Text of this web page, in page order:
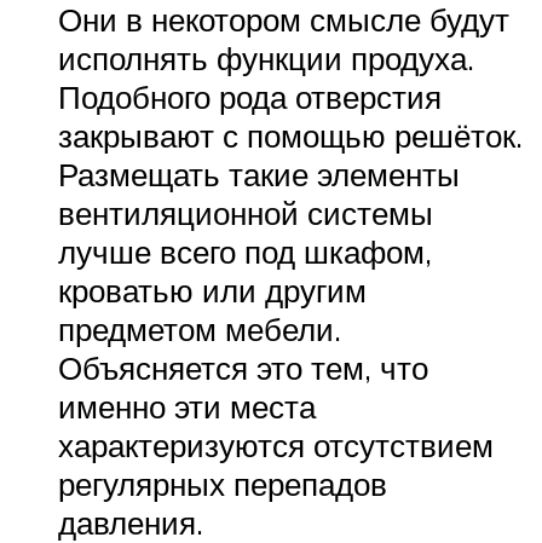
Они в некотором смысле будут
исполнять функции продуха.
Подобного рода отверстия
закрывают с помощью решёток.
Размещать такие элементы
вентиляционной системы
лучше всего под шкафом,
кроватью или другим
предметом мебели.
Объясняется это тем, что
именно эти места
характеризуются отсутствием
регулярных перепадов
давления.